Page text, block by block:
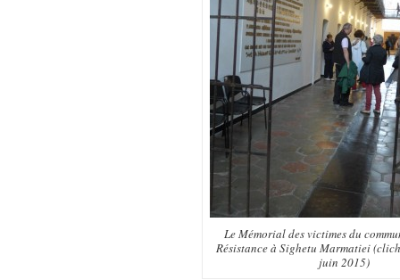
Le Mémorial des victimes du
Résistance à Sighetu Marmatiei
juin 2015)